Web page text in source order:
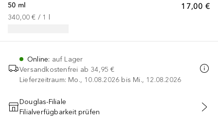
17,00 €
50 ml
340,00 € / 1
Online: auf Lager
Versandkostenfrei ab 34,95 €
Lieferzeitraum: Mo., 10.08.2026 bis Mi., 12.08.2026
IN DEN WARENKORB
Douglas-Filiale
Filialverfügbarkeit prüfen